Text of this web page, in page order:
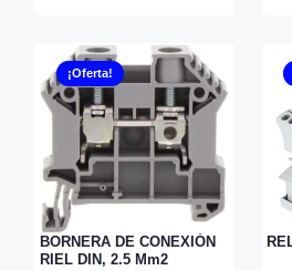
BORNERA DE CONEXIÓN
RIEL DIN, 2.5 Mm2
¡Oferta!